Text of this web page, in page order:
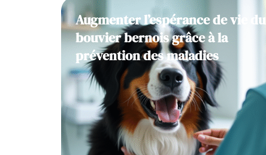
Augmenter l’espérance de vie du
bouvier bernois grâce à la
prévention des maladies